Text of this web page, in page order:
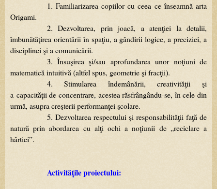
1. Familiarizarea copiilor cu ceea ce înseamnă arta
Origami.
2. Dezvoltarea, prin joacă, a atenţiei la detalii,
îmbunătăţirea orientării în spaţiu, a gândirii logice, a preciziei, a
disciplineişiacomunicării.
3. Însuşirea şi/sau aprofundarea unor noţiuni de
matematicăintuitivă(altfelspus, geometrieşifracţii).
4.
Stimularea îndemânării, creativităţii
şi
a capacităţii de concentrare, acestea răsfrângându-se, în cele din
urmă, asupracreşteriiperformanţeişcolare.
5. Dezvoltarea respectului şi responsabilităţii faţă de
natură prin abordarea cu alţi ochi a noţiunii de„reciclare a
hârtiei”.
Activitățile proiectului: